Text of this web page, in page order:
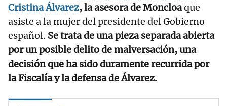
Cristina Álvarez, la asesora de Moncloaque
asiste a la mujer del presidente del Gobierno
español. Se trata de una pieza separada abierta
por un posible delito de malversación, una
decisión que ha sido duramente recurrida por
la Fiscalía y la defensa de Álvarez.